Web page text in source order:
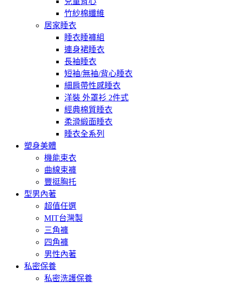
竹紗棉纖維
居家睡衣
睡衣睡褲組
連身裙睡衣
長袖睡衣
短袖/無袖/背心睡衣
細肩帶性感睡衣
洋裝 外罩衫 2件式
經典棉質睡衣
柔滑緞面睡衣
睡衣全系列
塑身美體
機能束衣
曲線束褲
豐挺胸托
型男內著
超值任選
MIT台灣製
三角褲
四角褲
男性內著
私密保養
私密洗護保養